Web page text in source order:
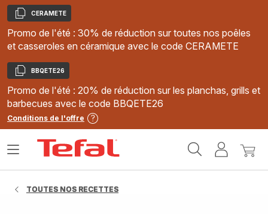
Copier
CERAMETE
Promo de l'été : 30% de réduction sur toutes nos poêles
et casseroles en céramique avec le code CERAMETE
Copier
BBQETE26
Promo de l'été : 20% de réduction sur les planchas, grills et
barbecues avec le code BBQETE26
Conditions de l'offre
MonMon
Ouvrir
TOUTES NOS RECETTES